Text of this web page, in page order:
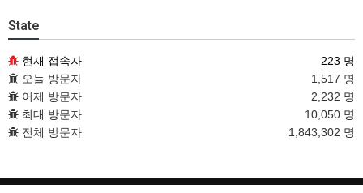
State
현재 접속자
223 명
오늘 방문자
1,517 명
어제 방문자
2,232 명
최대 방문자
10,050 명
전체 방문자
1,843,302 명